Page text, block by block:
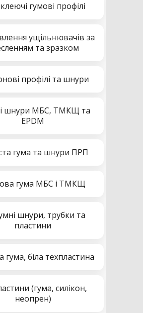
гумові профілі
ущільнювачів за
та зразком
профілі та шнури
шнури МБС, ТМКЩ та
EPDM
гума та шнури ПРП
гума МБС і ТМКЩ
шнури, трубки та
пластини
гума, біла техпластина
(гума, силікон,
неопрен)